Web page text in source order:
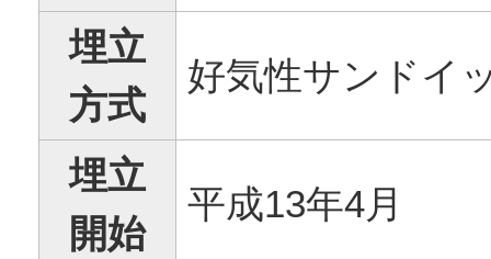
埋立
方式
好気性サンドイ
埋立
開始
平成13年4月